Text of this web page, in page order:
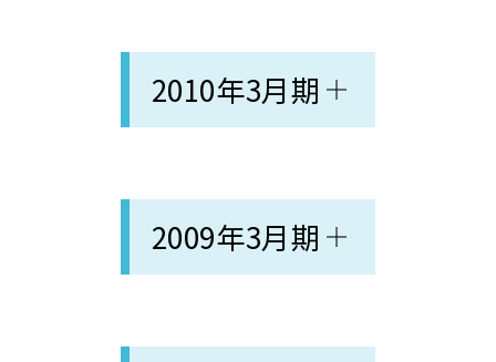
2010年3月期
2009年3月期